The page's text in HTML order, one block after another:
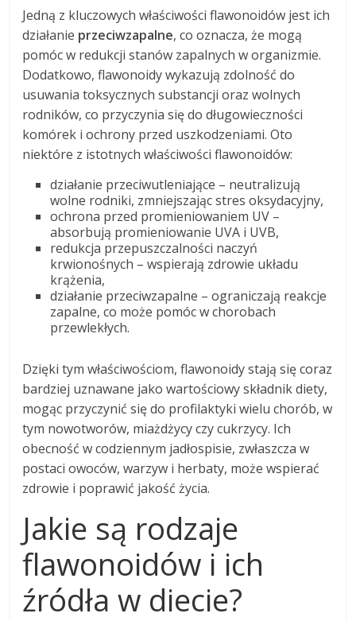
Jedną z kluczowych właściwości flawonoidów jest ich
działanie przeciwzapalne, co oznacza, że mogą
pomóc w redukcji stanów zapalnych w organizmie.
Dodatkowo, flawonoidy wykazują zdolność do
usuwania toksycznych substancji oraz wolnych
rodników, co przyczynia się do długowieczności
komórek i ochrony przed uszkodzeniami. Oto
niektóre z istotnych właściwości flawonoidów:
działanie przeciwutleniające – neutralizują
wolne rodniki, zmniejszając stres oksydacyjny,
ochrona przed promieniowaniem UV –
absorbują promieniowanie UVA i UVB,
redukcja przepuszczalności naczyń
krwionośnych – wspierają zdrowie układu
krążenia,
działanie przeciwzapalne – ograniczają reakcje
zapalne, co może pomóc w chorobach
przewlekłych.
Dzięki tym właściwościom, flawonoidy stają się coraz
bardziej uznawane jako wartościowy składnik diety,
mogąc przyczynić się do profilaktyki wielu chorób, w
tym nowotworów, miażdżycy czy cukrzycy. Ich
obecność w codziennym jadłospisie, zwłaszcza w
postaci owoców, warzyw i herbaty, może wspierać
zdrowie i poprawić jakość życia.
Jakie są rodzaje
flawonoidów i ich
źródła w diecie?